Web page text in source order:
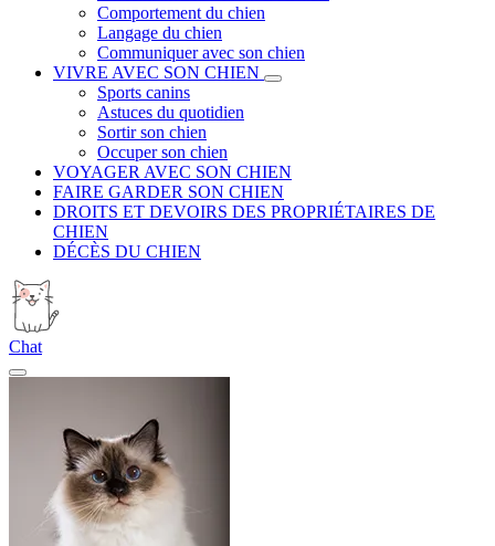
Comportement du chien
Langage du chien
Communiquer avec son chien
VIVRE AVEC SON CHIEN
Sports canins
Astuces du quotidien
Sortir son chien
Occuper son chien
VOYAGER AVEC SON CHIEN
FAIRE GARDER SON CHIEN
DROITS ET DEVOIRS DES PROPRIÉTAIRES DE
CHIEN
DÉCÈS DU CHIEN
Chat